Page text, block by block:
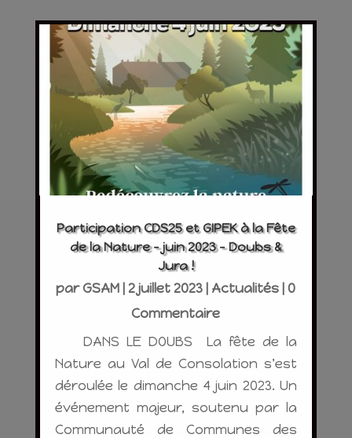
Participation CDS25 et GIPEK à la Fête
de la Nature – juin 2023 – Doubs &
Jura !
parGSAM | 2 juillet 2023 | Actualités | 0
Commentaire
DANS LE DOUBS La fête de la
Nature au Val de Consolation s'est
déroulée le dimanche 4 juin 2023. Un
événement majeur, soutenu par la
Communauté de Communes des